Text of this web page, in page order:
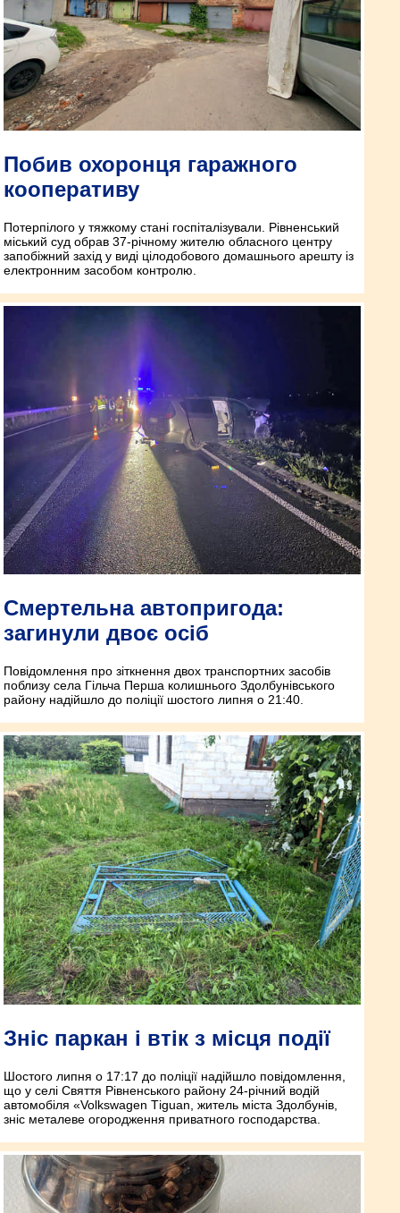
Побив охоронця гаражного
кооперативу
Потерпілого у тяжкому стані госпіталізували. Рівненський
міський суд обрав 37-річному жителю обласного центру
запобіжний захід у виді цілодобового домашнього арешту із
електронним засобом контролю.
Смертельна автопригода:
загинули двоє осіб
Повідомлення про зіткнення двох транспортних засобів
поблизу села Гільча Перша колишнього Здолбунівського
району надійшло до поліції шостого липня о 21:40.
Зніс паркан і втік з місця події
Шостого липня о 17:17 до поліції надійшло повідомлення,
що у селі Свяття Рівненського району 24-річний водій
автомобіля «Volkswagen Тiguan, житель міста Здолбунів,
зніс металеве огородження приватного господарства.